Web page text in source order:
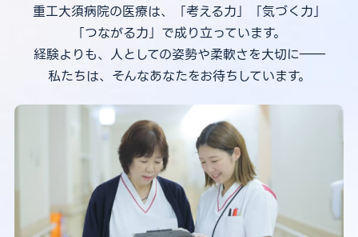
重工大須病院の医療は、「考える力」「気づく力」
「つながる力」で成り立っています。
経験よりも、人としての姿勢や柔軟さを大切に――
私たちは、そんなあなたをお待ちしています。